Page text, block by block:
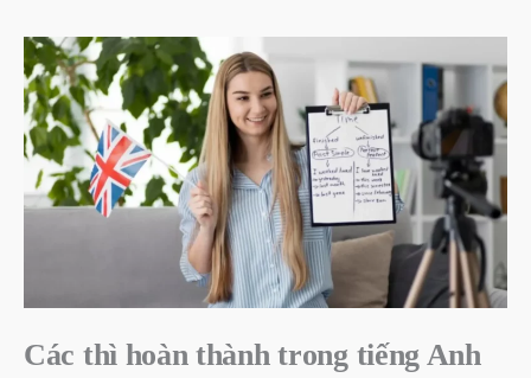
Các thì hoàn thành trong tiếng Anh